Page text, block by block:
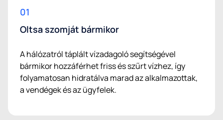
01
Oltsa szomját bármikor
A hálózatról táplált vízadagoló segítségével
bármikor hozzáférhet friss és szűrt vízhez, így
folyamatosan hidratálva marad az alkalmazottak,
a vendégek és az ügyfelek.